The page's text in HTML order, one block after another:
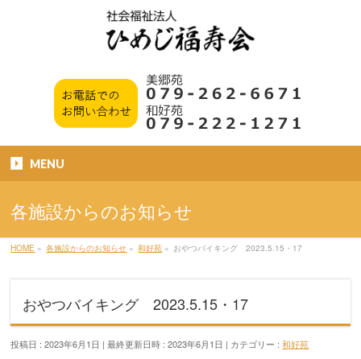
MENU
各施設からのお知らせ
HOME » 各施設からのお知らせ » 和好苑 » おやつバイキング 2023.5.15・17
おやつバイキング 2023.5.15・17
投稿日 : 2023年6月1日 最終更新日時 : 2023年6月1日 カテゴリー :和好苑